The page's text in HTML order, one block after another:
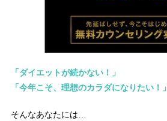
「ダイエットが続かない！」
「今年こそ、理想のカラダになりたい！」
そんなあなたには…